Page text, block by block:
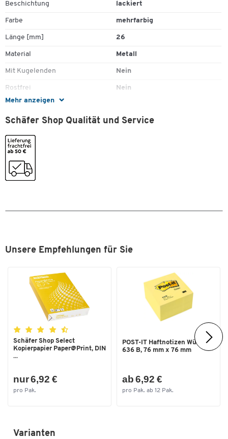
Mehr anzeigen
Beschichtung lackiert
Farbe mehrfarbig
Länge [mm] 26
Material Metall
Mit Kugelenden Nein
Rostfrei Nein
Stück pro Paket
Schäfer Shop Qualität und Service
Unsere Empfehlungen für Sie
Schäfer Shop Select
Kopierpapier Paper@Print, DIN
...
nur 6,92 €
pro Pak.
POST-IT Haftnotizen Würfel
636 B, 76 mm x 76 mm
ab 6,92 €
pro Pak. ab 12 Pak.
Varianten